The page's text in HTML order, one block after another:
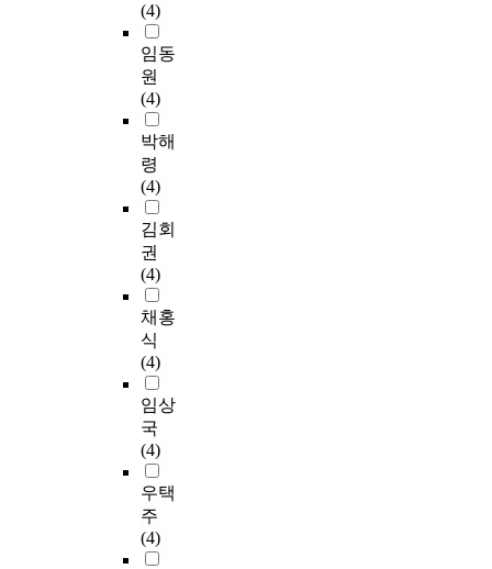
(4)
임동
원
(4)
박해
령
(4)
김회
권
(4)
채홍
식
(4)
임상
국
(4)
우택
주
(4)